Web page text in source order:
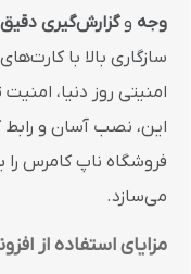
وجه وگزارش‌گیری
سازگاری بالا با
امنیتی روز دنیا،
این، نصب آسان و رابط
فروشگاه ناپ کامرس
می‌سازد.
مزایای استفاده از